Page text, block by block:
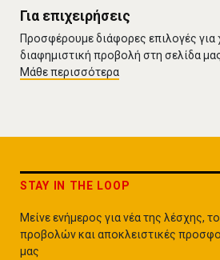
Για επιχειρήσεις
Προσφέρουμε διάφορες επιλογές για
διαφημιστική προβολή στη σελίδα
Μάθε περισσότερα
STAY IN THE LOOP
Μείνε ενήμερος για νέα της λέσχης,
προβολών και αποκλειστικές
μας